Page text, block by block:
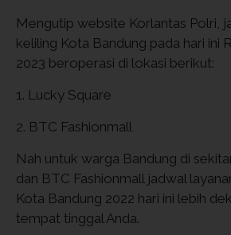
Mengutip website Korlantas Polri,
keliling Kota Bandung pada hari ini
2023 beroperasi di lokasi berikut:
1. Lucky Square
2. BTC Fashionmall
Nah untuk warga Bandung di
dan BTC Fashionmall jadwal
Kota Bandung 2022 hari ini lebih
tempat tinggal Anda.